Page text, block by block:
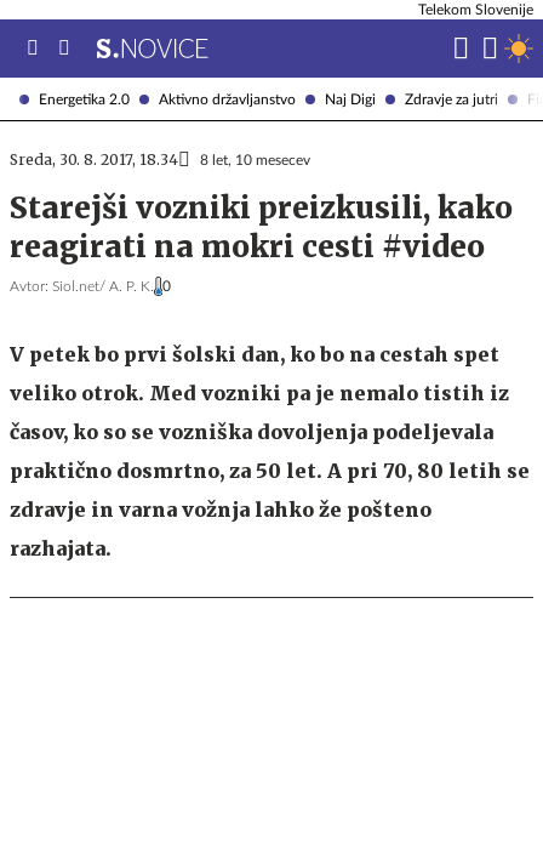
Energetika 2.0 Aktivno državljanstvo Naj Digi Zdravje za jutri
Telekom Slovenije
Sreda, 30. 8. 2017, 18.34 8 let, 10 mesecev
Starejši vozniki preizkusili, kako
reagirati na mokri cesti #video
Avtor: Siol.net/ A. P. K. 0
V petek bo prvi šolski dan, ko bo na cestah spet
veliko otrok. Med vozniki pa je nemalo tistih iz
časov, ko so se vozniška dovoljenja podeljevala
praktično dosmrtno, za 50 let. A pri 70, 80 letih se
zdravje in varna vožnja lahko že pošteno
razhajata.